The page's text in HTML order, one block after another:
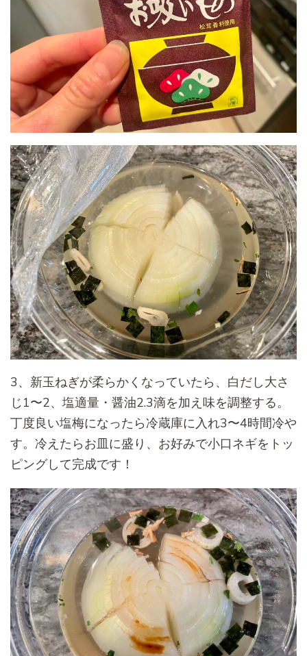
3、新玉ねぎが柔らかくなっていたら、白だし大さ
じ1〜2、塩適量・醤油2.3滴を加え味を調整する。
丁度良い塩梅になったら冷蔵庫に入れ3〜4時間冷や
す。冷えたらお皿に盛り、お好みで小口ネギをトッ
ピングして完成です！